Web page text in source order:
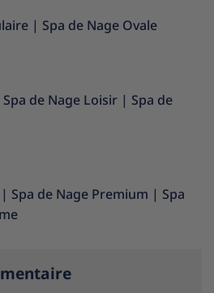
| Spa de Nage Ovale
Spa de Nage Loisir | Spa de
| Spa de Nage Premium | Spa